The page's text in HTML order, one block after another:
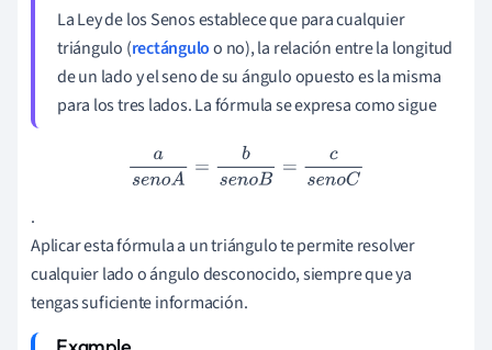
La Ley de los Senos establece que para cualquier
triángulo (rectánguloo no), la relación entre la longitud
de un lado y el seno de su ángulo opuesto es la misma
para los tres lados. La fórmula se expresa como sigue
asen oA =bsenoB= cs enoC
.
Aplicar esta fórmula a un triángulo te permite resolver
cualquier lado o ángulo desconocido, siempre que ya
tengas suficiente información.